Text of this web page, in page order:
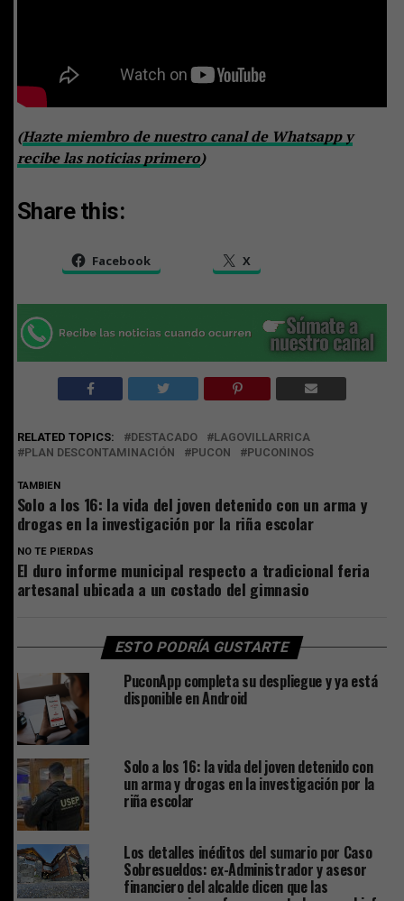
(Hazte miembro de nuestro canal de Whatsapp y
recibe las noticias primero)
Share this:
Facebook X
RELATED TOPICS: DESTACADO
LAGOVILLARRICA
PLAN DESCONTAMINACIÓN
PUCON PUCONINOS
TAMBIEN
Solo a los 16: la vida del joven detenido con un arma y
drogas en la investigación por la riña escolar
NO TE PIERDAS
El duro informe municipal respecto a tradicional feria
artesanal ubicada a un costado del gimnasio
ESTO PODRÍA GUSTARTE
PuconApp completa su despliegue y ya está
disponible en Android
Solo a los 16: la vida del joven detenido con
un arma y drogas en la investigación por la
riña escolar
Los detalles inéditos del sumario por Caso
Sobresueldos: ex-Administrador y asesor
financiero del alcalde dicen que las